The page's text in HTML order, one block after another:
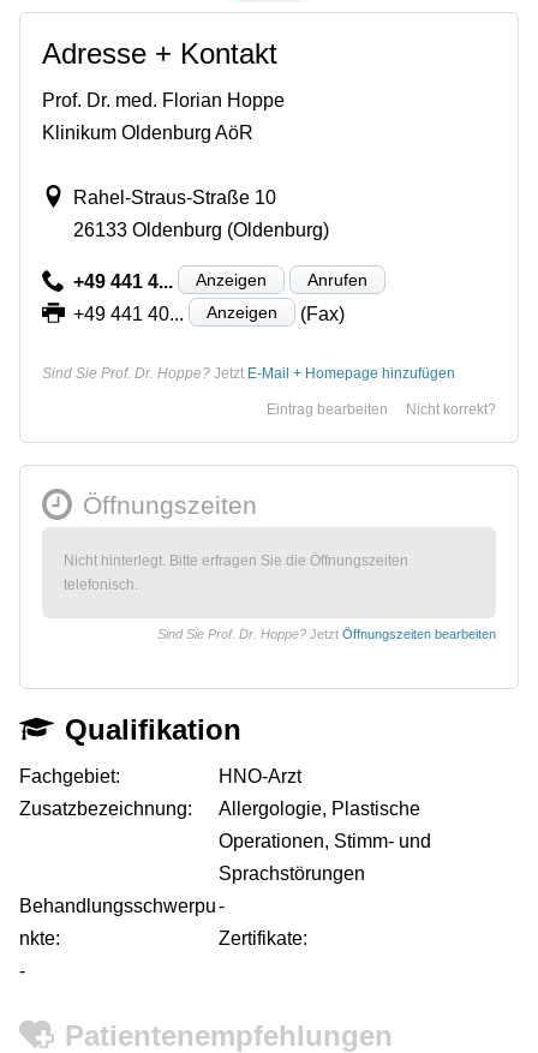
Adresse + Kontakt
Prof. Dr. med. Florian Hoppe
Klinikum Oldenburg AöR
Rahel-Straus-Straße 10
26133 Oldenburg (Oldenburg)
+49 441 4... Anzeigen Anrufen
+49 441 40... Anzeigen (Fax)
Sind Sie Prof. Dr. Hoppe? Jetzt E-Mail + Homepage hinzufügen
Nicht korrekt?
Eintrag bearbeiten
Öffnungszeiten
Nicht hinterlegt. Bitte erfragen Sie die Öffnungszeiten
telefonisch.
Sind Sie Prof. Dr. Hoppe? Jetzt Öffnungszeiten bearbeiten
Qualifikation
Fachgebiet:
HNO-Arzt
Zusatzbezeichnung:
Allergologie, Plastische
Operationen, Stimm- und
Sprachstörungen
Behandlungsschwerpu
nkte:
-
Zertifikate:
-
Patientenempfehlungen